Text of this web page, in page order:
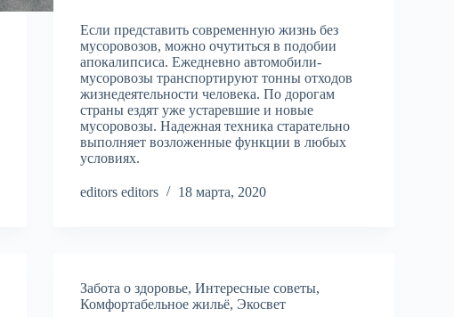
Если представить современную жизнь без
мусоровозов, можно очутиться в подобии
апокалипсиса. Ежедневно автомобили-
мусоровозы транспортируют тонны отходов
жизнедеятельности человека. По дорогам
страны ездят уже устаревшие и новые
мусоровозы. Надежная техника старательно
выполняет возложенные функции в любых
условиях.
editors editors 18 марта, 2020
Забота о здоровье, Интересные советы,
Комфортабельное жильё, Экосвет